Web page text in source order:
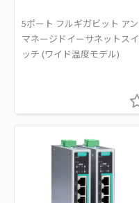
5ポート フルギガビット アン
マネージドイーサネットスイ
ッチ (ワイド温度モデル)